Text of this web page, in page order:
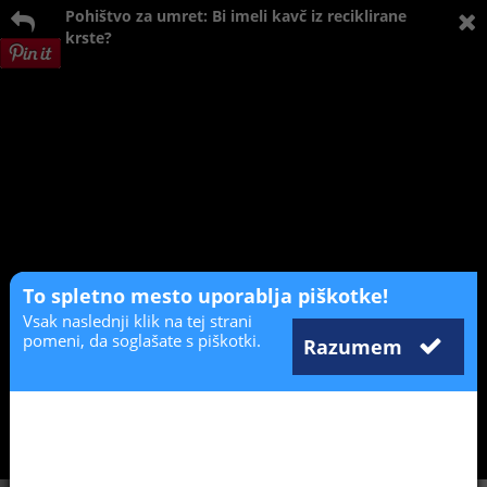
Pohištvo za umret: Bi imeli kavč iz reciklirane
krste?
To spletno mesto uporablja piškotke!
Razumem
Vsak naslednji klik na tej strani
pomeni, da soglašate s piškotki.